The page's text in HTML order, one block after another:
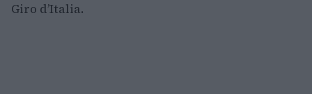
Giro d’Italia.